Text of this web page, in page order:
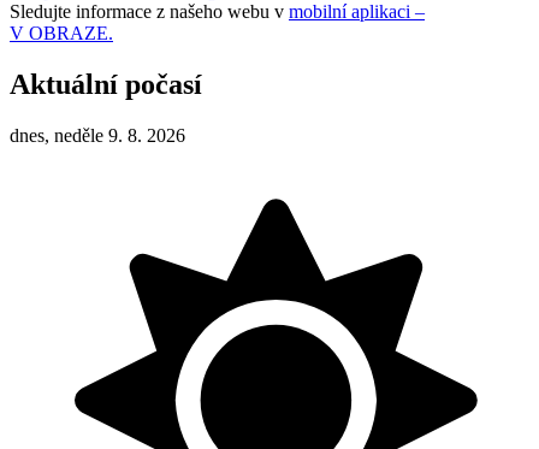
Sledujte informace z našeho webu v mobilní aplikaci –
V OBRAZE.
Aktuální počasí
dnes, neděle 9. 8. 2026